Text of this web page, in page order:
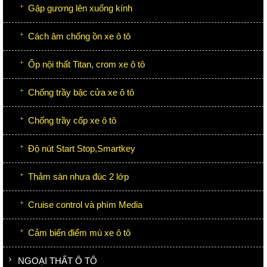
Gập gương lên xuống kính
Cách âm chống ồn xe ô tô
Ốp nội thất Titan, crom xe ô tô
Chống trầy bậc cửa xe ô tô
Chống trầy cốp xe ô tô
Độ nút Start Stop,Smartkey
Thảm sàn nhựa đúc 2 lớp
Cruise control và phím Media
Cảm biến điểm mù xe ô tô
NGOẠI THẤT Ô TÔ